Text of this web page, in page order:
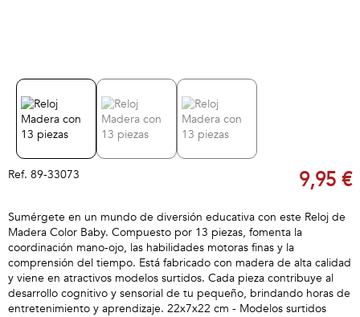
Ref. 89-33073 9,95 €
Sumérgete en un mundo de diversión educativa con este Reloj de
Madera Color Baby. Compuesto por 13 piezas, fomenta la
coordinación mano-ojo, las habilidades motoras finas y la
comprensión del tiempo. Está fabricado con madera de alta calidad
y viene en atractivos modelos surtidos. Cada pieza contribuye al
desarrollo cognitivo y sensorial de tu pequeño, brindando horas de
entretenimiento y aprendizaje. 22x7x22 cm - Modelos surtidos